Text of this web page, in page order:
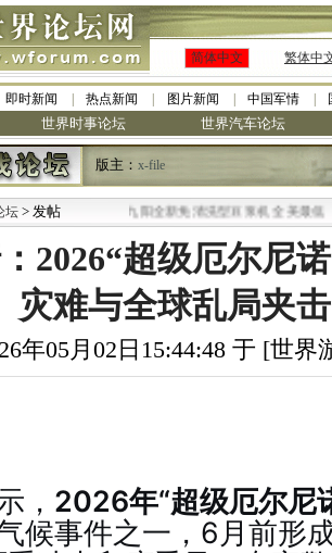
简体中文 繁体中
即时新闻 热点新闻 图片新闻 中国军情
世界时事论坛 世界汽车论坛
版主： x-file
坛 > 发帖 九阳全新免清洗型豆浆机 全美最低
2026“超级厄尔尼
灾难与全球乱局夹
年05月02日15:44:48 于 [世
， 2026年“超级厄尔尼
候事件之一，6月前形